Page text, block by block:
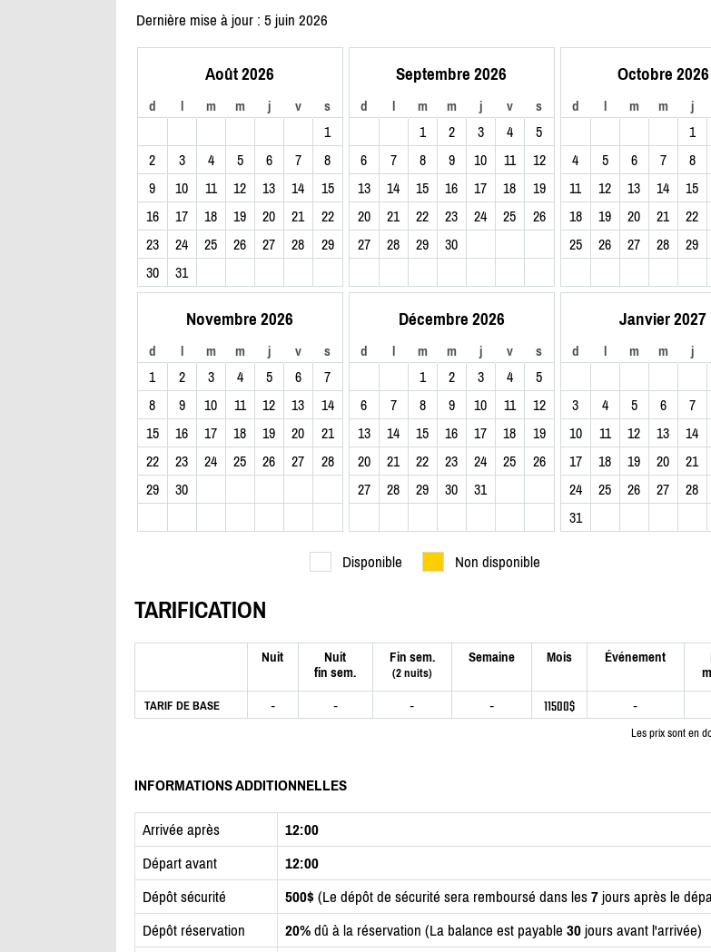
Dernière mise à jour : 5 juin 2026
Août 2026
d l m m j v s
1
2
3 4 5 6 7
8
9
10 11 12 13 14
15
16
17 18 19 20 21
22
23
24 25 26 27 28
29
30
31
Septembre 2026
d l m m j v s
1 2 3 4
5
6
7 8 9 10 11
12
13
14 15 16 17 18
19
20
21 22 23 24 25
26
27
28 29 30
Octobre 2026
d l m m j
1
4
5 6 7 8
11
12 13 14 15
18
19 20 21 22
25
26 27 28 29
Novembre 2026
d l m m j v s
1 2 3 4 5 6
7
8
9 10 11 12 13
14
15
16 17 18 19 20
21
22
23 24 25 26 27
28
29
30
Décembre 2026
d l m m j v s
1 2 3 4
5
6
7 8 9 10 11
12
13
14 15 16 17 18
19
20
21 22 23 24 25
26
27
28 29 30 31
Janvier 2027
d l m m j
3
4 5 6 7
10
11 12 13 14
17
18 19 20 21
24
25 26 27 28
31
Disponible Non disponible
TARIFICATION
Nuit
Nuit
fin sem.
Fin sem.
(2 nuits)
Semaine Mois Événement
TARIF DE BASE - - - - 11500$ -
Les prix sont en
INFORMATIONS ADDITIONNELLES
Arrivée après
12:00
Départ avant
12:00
Dépôt sécurité
500$ (Le dépôt de sécurité sera remboursé dans les 7jours après le
Dépôt réservation
20%dû à la réservation (La balance est payable 30jours avant l'arrivée)